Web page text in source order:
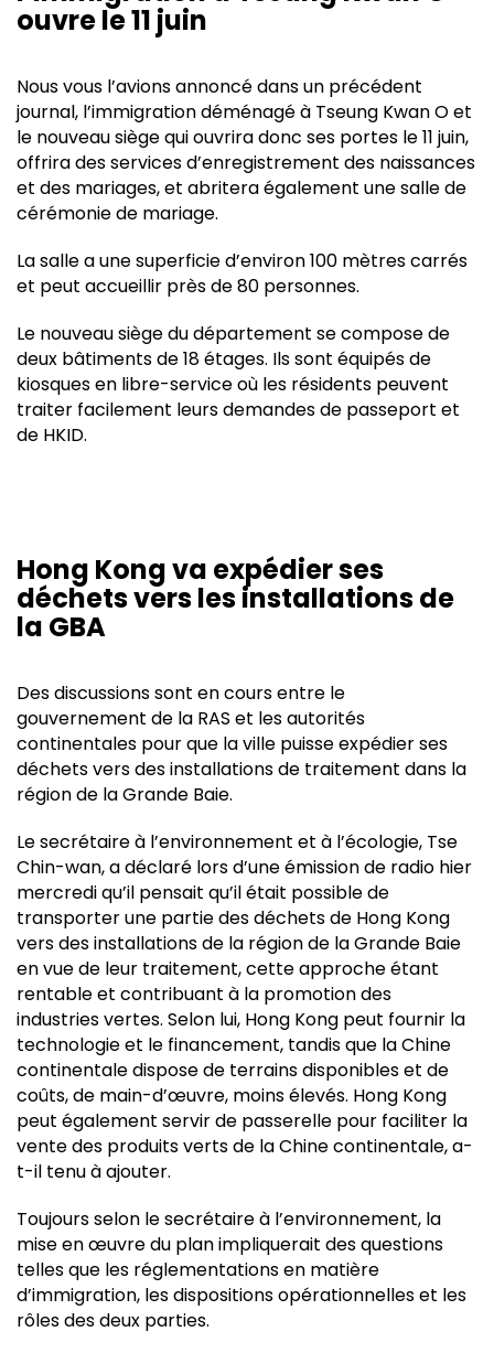
ouvre le 11 juin
Nous vous l’avions annoncé dans un précédent
journal, l’immigration déménagé à Tseung Kwan O et
le nouveau siège qui ouvrira donc ses portes le 11 juin,
offrira des services d’enregistrement des naissances
et des mariages, et abritera également une salle de
cérémonie de mariage.
La salle a une superficie d’environ 100 mètres carrés
et peut accueillir près de 80 personnes.
Le nouveau siège du département se compose de
deux bâtiments de 18 étages. Ils sont équipés de
kiosques en libre-service où les résidents peuvent
traiter facilement leurs demandes de passeport et
de HKID.
Hong Kong va expédier ses
déchets vers les installations de
la GBA
Des discussions sont en cours entre le
gouvernement de la RAS et les autorités
continentales pour que la ville puisse expédier ses
déchets vers des installations de traitement dans la
région de la Grande Baie.
Le secrétaire à l’environnement et à l’écologie, Tse
Chin-wan, a déclaré lors d’une émission de radio hier
mercredi qu’il pensait qu’il était possible de
transporter une partie des déchets de Hong Kong
vers des installations de la région de la Grande Baie
en vue de leur traitement, cette approche étant
rentable et contribuant à la promotion des
industries vertes. Selon lui, Hong Kong peut fournir la
technologie et le financement, tandis que la Chine
continentale dispose de terrains disponibles et de
coûts, de main-d’œuvre, moins élevés. Hong Kong
peut également servir de passerelle pour faciliter la
vente des produits verts de la Chine continentale, a-
t-il tenu à ajouter.
Toujours selon le secrétaire à l’environnement, la
mise en œuvre du plan impliquerait des questions
telles que les réglementations en matière
d’immigration, les dispositions opérationnelles et les
rôles des deux parties.